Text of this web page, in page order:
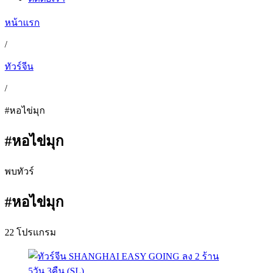
หน้าแรก
/
ทัวร์จีน
/
#หอไข่มุก
#หอไข่มุก
พบทัวร์
#หอไข่มุก
22 โปรแกรม